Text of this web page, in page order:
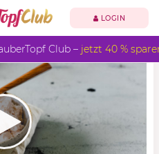
LOGIN
Club – jetzt 40 %